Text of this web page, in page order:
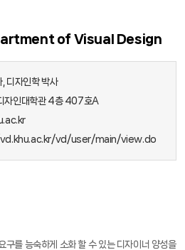
of Visual Design
디자인학 박사
자인대학관 4층 407호A
vd/user/main/view.do
구를 능숙하게 소화 할 수 있는 디자이너 양성을